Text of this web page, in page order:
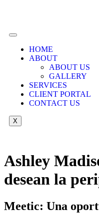
HOME
ABOUT
ABOUT US
GALLERY
SERVICES
CLIENT PORTAL
CONTACT US
X
Ashley
desean la
Meetic: Una